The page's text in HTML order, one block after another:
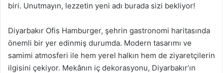
biri. Unutmayın, lezzetin yeni adı burada sizi bekliyor!
Diyarbakır Ofis Hamburger, şehrin gastronomi haritasında
önemli bir yer edinmiş durumda. Modern tasarımı ve
samimi atmosferi ile hem yerel halkın hem de ziyaretçilerin
ilgisini çekiyor. Mekânın iç dekorasyonu, Diyarbakır’ın